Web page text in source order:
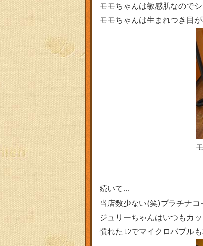
モモちゃんは敏感肌なので
モモちゃんは生まれつき目
続いて…
当店数少ない(笑)プラチナコ
ジュリーちゃんはいつもカ
慣れたﾓﾝでマイクロバブル